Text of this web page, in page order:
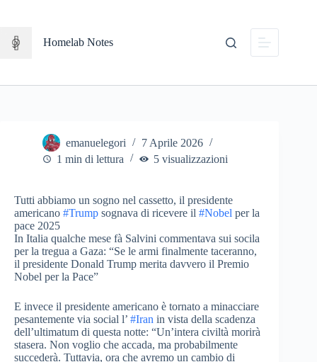
Homelab Notes
emanuelegori
7 Aprile 2026
1 min di lettura
5 visualizzazioni
Tutti abbiamo un sogno nel cassetto, il presidente
americano #Trump sognava di ricevere il #Nobel per la
pace 2025
In Italia qualche mese fà Salvini commentava sui socila
per la tregua a Gaza: “Se le armi finalmente taceranno,
il presidente Donald Trump merita davvero il Premio
Nobel per la Pace”
E invece il presidente americano è tornato a minacciare
pesantemente via social l’ #Iran in vista della scadenza
dell’ultimatum di questa notte: “Un’intera civiltà morirà
stasera. Non voglio che accada, ma probabilmente
succederà. Tuttavia, ora che avremo un cambio di